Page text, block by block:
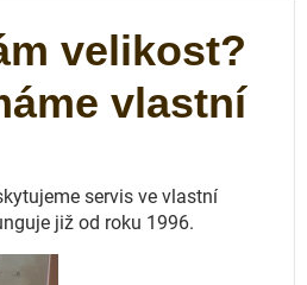
velikost?
vlastní
servis ve vlastní
již od roku 1996.